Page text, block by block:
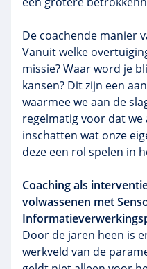
De coachende manier
Vanuit welke
missie? Waar word je
kansen? Dit zijn een
waarmee we aan de
regelmatig voor dat we
inschatten wat onze
deze een rol spelen in
Coaching als
volwassenen met
Door de jaren heen is
werkveld van de